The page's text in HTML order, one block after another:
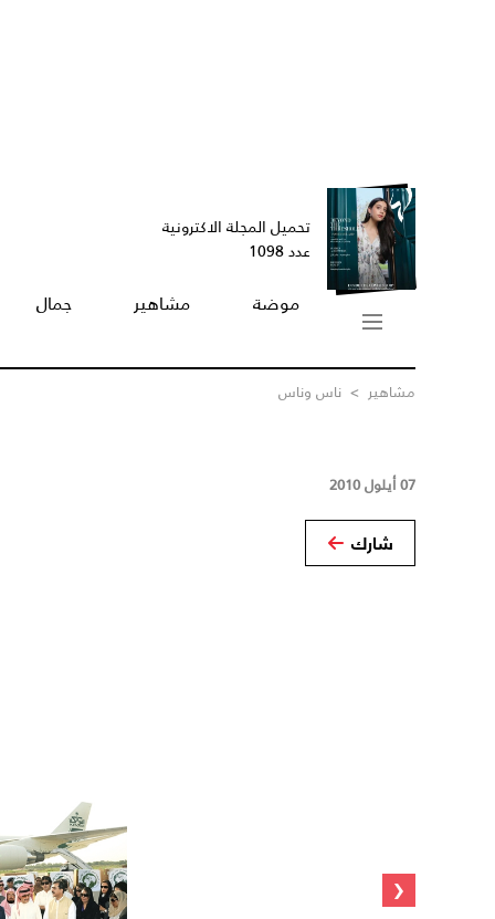
تحميل المجلة الاكترونية
عدد 1098
موضة مشاهير جمال
مشاهير > ناس وناس
07 أيلول 2010
شارك
‹